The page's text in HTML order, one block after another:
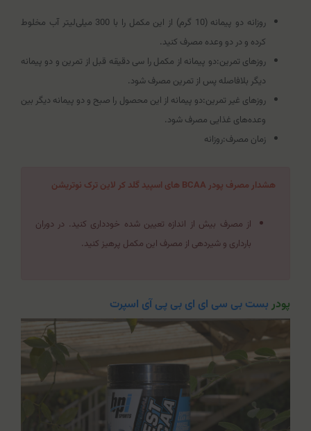
روزانه دو پیمانه (10 گرم) از این مکمل را با 300 میلی‌لیتر آب مخلوط
کرده و در دو وعده مصرف کنید.
روزهای تمرین:دو پیمانه از مکمل را سی دقیقه قبل از تمرین و دو پیمانه
دیگر بلافاصله پس از تمرین مصرف شود.
روزهای غیر تمرین:دو پیمانه از این محصول را صبح و دو پیمانه دیگر بین
وعده‌های غذایی مصرف شود.
زمان مصرف:روزانه
هشدار مصرف پودر BCAA های اسپید گلد کر لاین ترک نوتریشن
از مصرف بیش از اندازه تعیین شده خودداری کنید. در دوران
بارداری و شیردهی از مصرف این مکمل پرهیز کنید.
پودر بست بی سی ای ای بی پی آی اسپرت